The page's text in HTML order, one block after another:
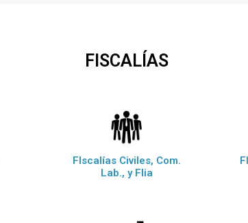
FISCALÍAS
FIscalías Civiles, Com.
Lab., y Flia